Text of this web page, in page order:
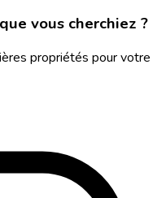
vous cherchiez ?
propriétés pour votre